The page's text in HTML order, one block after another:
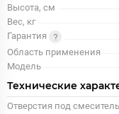
Высота, см
Вес, кг
Гарантия
Область применения
Модель
Технические
Отверстия под смеситель